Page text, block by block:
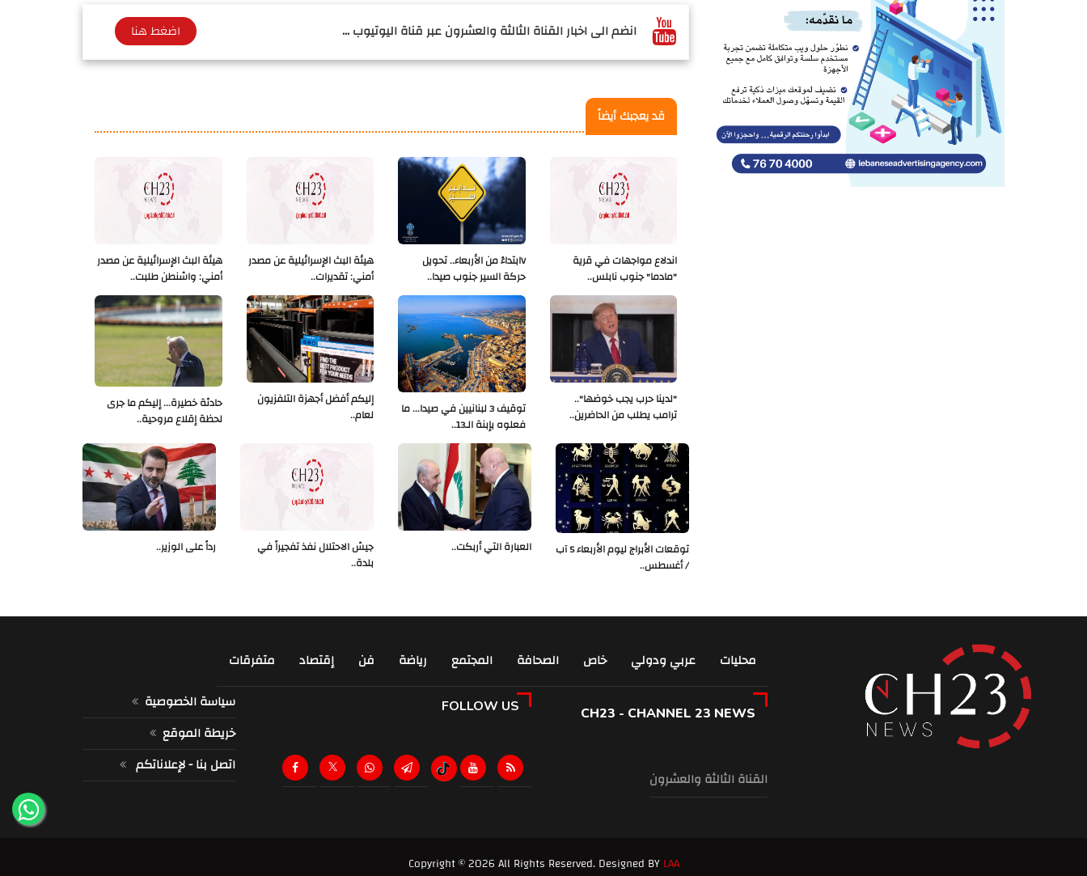
انضم الى اخبار القناة الثالثة والعشرون عبر قناة اليوتيوب ... اضغط هنا
قد يعجبك أيضاً
هيئة البث الإسرائيلية عن مصدر
أمني: واشنطن طلبت..
هيئة البث الإسرائيلية عن مصدر
أمني: تقديرات..
Vابتداءً من الأربعاء.. تحويل
حركة السير جنوب صيدا..
اندلاع مواجهات في قرية
"مادما" جنوب نابلس..
حادثة خطيرة... إليكم ما جرى
لحظة إقلاع مروحية..
إليكم أفضل أجهزة التلفزيون
لعام..
توقيف 3 لبنانيين في صيدا... ما
فعلوه بإبنة الـ13..
"لدينا حرب يجب خوضها"..
ترامب يطلب من الحاضرين..
رداً على الوزير..
جيش الاحتلال نفذ تفجيراً في
بلدة..
العبارة التي أربكت..
توقعات الأبراج ليوم الأربعاء 5 آب
/ أغسطس..
متفرقات إقتصاد فن رياضة المجتمع الصحافة خاص عربي ودولي
محليات
سياسة الخصوصية
خريطة الموقع
اتصل بنا - لإعلاناتكم
FOLLOW US CH23 - CHANNEL 23 NEWS
القناة الثالثة والعشرون
Copyright © 2026 All Rights Reserved. Designed BYLAA